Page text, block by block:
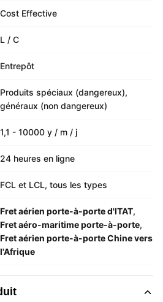
Cost Effective
L / C
Entrepôt
Produits spéciaux (dangereux),
généraux (non dangereux)
1,1 - 10000 y / m / j
24 heures en ligne
FCL et LCL, tous les types
Fret aérien porte-à-porte d'ITAT,
Fret aéro-maritime porte-à-porte,
Fret aérien porte-à-porte Chine vers
l'Afrique